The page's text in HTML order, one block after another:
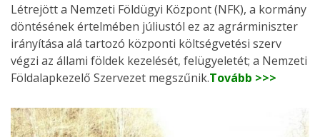
Létrejött a Nemzeti Földügyi Központ (NFK), a kormány
döntésének értelmében júliustól ez az agrárminiszter
irányítása alá tartozó központi költségvetési szerv
végzi az állami földek kezelését, felügyeletét; a Nemzeti
Földalapkezelő Szervezet megszűnik.Tovább >>>